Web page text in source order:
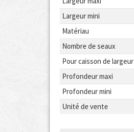
Largeur mini
Matériau
Nombre de seaux
Pour caisson de largeur
Profondeur maxi
Profondeur mini
Unité de vente